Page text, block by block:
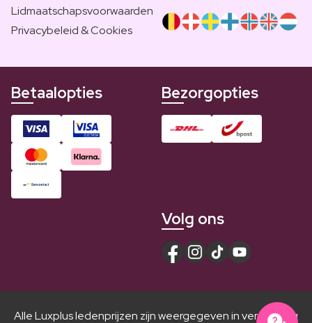
Lidmaatschapsvoorwaarden
Privacybeleid & Cookies
Betaalopties Bezorgopties
Volg ons
Alle Luxplus ledenprijzen zijn weergegeven in vergelijking